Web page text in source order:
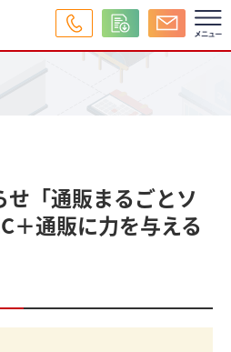
「通販まるごとソ
通販に力を与える